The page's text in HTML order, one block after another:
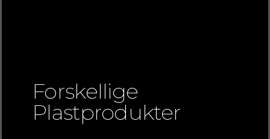
Forskellige
Plastprodukter